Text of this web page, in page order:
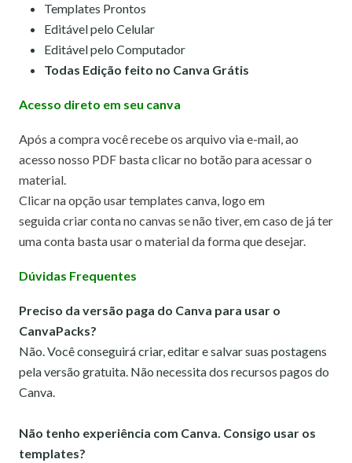
Templates Prontos
Editável pelo Celular
Editável pelo Computador
Todas Edição feito no Canva Grátis
Acesso direto em seu canva
Após a compra você recebe os arquivo via e-mail, ao
acesso nosso PDF basta clicar no botão para acessar o
material.
Clicar na opção usar templates canva, logo em
seguida criar conta no canvas se não tiver, em caso de já ter
uma conta basta usar o material da forma que desejar.
Dúvidas Frequentes
Preciso da versão paga do Canva para usar o
CanvaPacks?
Não. Você conseguirá criar, editar e salvar suas postagens
pela versão gratuita. Não necessita dos recursos pagos do
Canva.
Não tenho experiência com Canva. Consigo usar os
templates?